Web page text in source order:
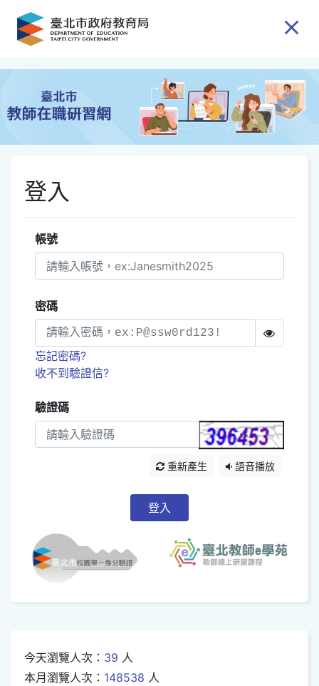
跳到主要內容
登入
帳號
密碼
忘記密碼?
收不到驗證信?
驗證碼
重新產生 語音播放
登入
今天瀏覽人次： 39 人
本月瀏覽人次： 148538 人